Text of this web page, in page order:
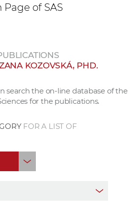
r
of SAS
KOZOVSKÁ, PHD.
search the on-line database of the
for the publications.
FOR A LIST OF